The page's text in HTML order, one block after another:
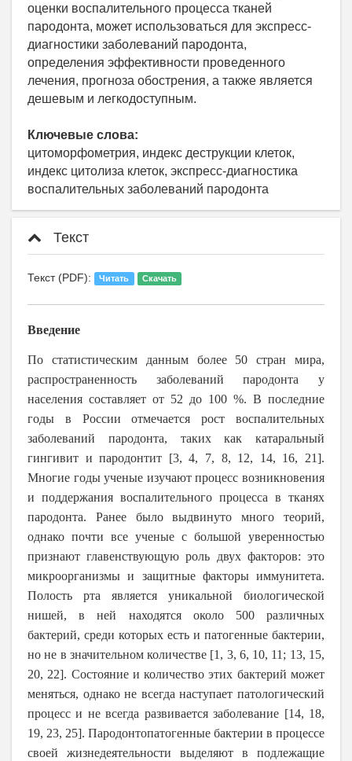
оценки воспалительного процесса тканей
пародонта, может использоваться для экспресс-
диагностики заболеваний пародонта,
определения эффективности проведенного
лечения, прогноза обострения, а также является
дешевым и легкодоступным.
Ключевые слова:
цитоморфометрия, индекс деструкции клеток,
индекс цитолиза клеток, экспресс-диагностика
воспалительных заболеваний пародонта
Текст
Текст (PDF): Читать Скачать
Введение
По статистическим данным более 50 стран мира,
распространенность заболеваний пародонта у
населения составляет от 52 до 100 %. В последние
годы в России отмечается рост воспалительных
заболеваний пародонта, таких как катаральный
гингивит и пародонтит [3, 4, 7, 8, 12, 14, 16, 21].
Многие годы ученые изучают процесс возникновения
и поддержания воспалительного процесса в тканях
пародонта. Ранее было выдвинуто много теорий,
однако почти все ученые с большой уверенностью
признают главенствующую роль двух факторов: это
микроорганизмы и защитные факторы иммунитета.
Полость рта является уникальной биологической
нишей, в ней находятся около 500 различных
бактерий, среди которых есть и патогенные бактерии,
но не в значительном количестве [1, 3, 6, 10, 11; 13, 15,
20, 22]. Состояние и количество этих бактерий может
меняться, однако не всегда наступает патологический
процесс и не всегда развивается заболевание [14, 18,
19, 23, 25]. Пародонтопатогенные бактерии в процессе
своей жизнедеятельности выделяют в подлежащие